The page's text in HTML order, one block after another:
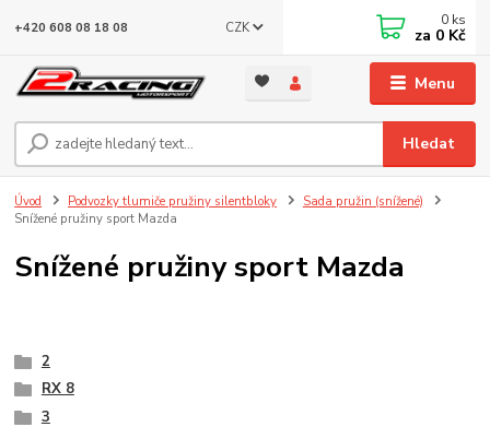
Menu
CZK
Hledat
+420 608 08 18 08 0 ks
za 0 Kč
Úvod Podvozky tlumiče pružiny silentbloky
Sada pružin (snížené)
Snížené pružiny sport Mazda
Snížené pružiny sport Mazda
2
RX 8
3